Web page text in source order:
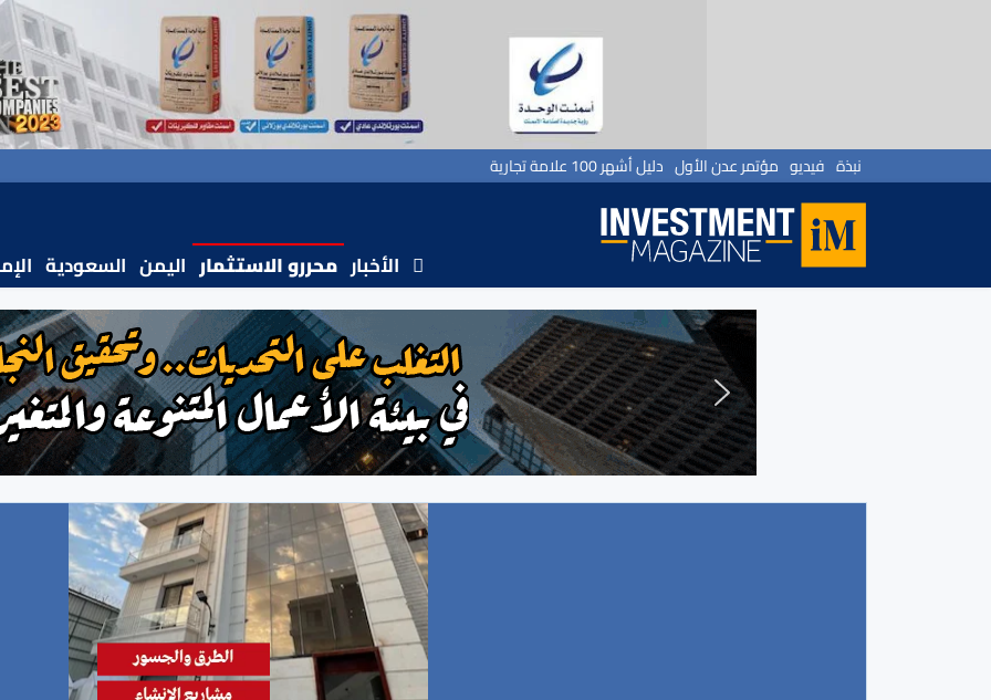
نبذة فيديو مؤتمر عدن الأول دليل أشهر 100 علامة تجارية
الأخبار محررو الاستثمار اليمن السعودية